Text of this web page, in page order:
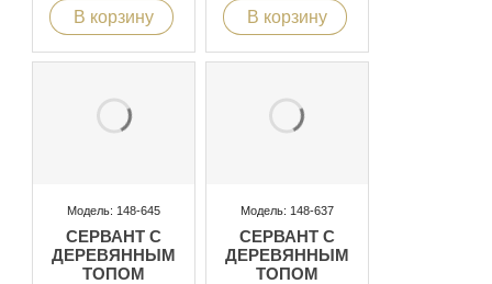
В корзину В корзину
Модель: 148-645
СЕРВАНТ С
ДЕРЕВЯННЫМ
ТОПОМ
Модель: 148-637
СЕРВАНТ С
ДЕРЕВЯННЫМ
ТОПОМ